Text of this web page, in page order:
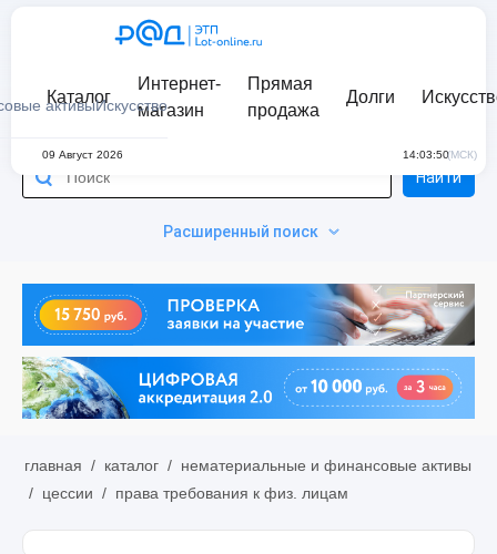
активыИскусство
Каталог
Интернет-
магазин
Прямая
продажа
Долги
09 Август 2026 14:03:50(МСК)
Расширенный поиск
Найти
главная / каталог / нематериальные и финансовые активы
/ цессии / права требования к физ. лицам